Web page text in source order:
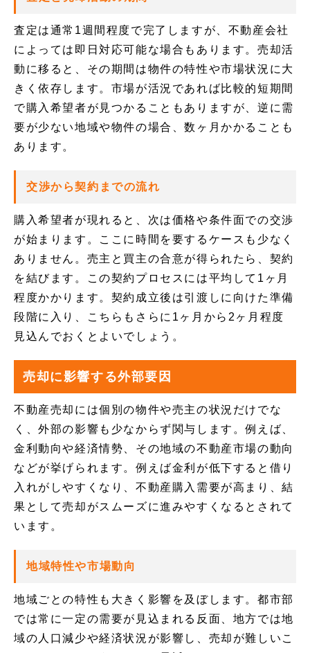
査定は通常1週間程度で完了しますが、不動産会社
によっては即日対応可能な場合もあります。売却活
動に移ると、その期間は物件の特性や市場状況に大
きく依存します。市場が活況であれば比較的短期間
で購入希望者が見つかることもありますが、逆に需
要が少ない地域や物件の場合、数ヶ月かかることも
あります。
交渉から契約までの流れ
購入希望者が現れると、次は価格や条件面での交渉
が始まります。ここに時間を要するケースも少なく
ありません。売主と買主の合意が得られたら、契約
を結びます。この契約プロセスには平均して1ヶ月
程度かかります。契約成立後は引渡しに向けた準備
段階に入り、こちらもさらに1ヶ月から2ヶ月程度
見込んでおくとよいでしょう。
売却に影響する外部要因
不動産売却には個別の物件や売主の状況だけでな
く、外部の影響も少なからず関与します。例えば、
金利動向や経済情勢、その地域の不動産市場の動向
などが挙げられます。例えば金利が低下すると借り
入れがしやすくなり、不動産購入需要が高まり、結
果として売却がスムーズに進みやすくなるとされて
います。
地域特性や市場動向
地域ごとの特性も大きく影響を及ぼします。都市部
では常に一定の需要が見込まれる反面、地方では地
域の人口減少や経済状況が影響し、売却が難しいこ